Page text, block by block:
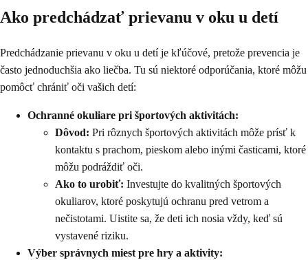
Ako predchádzať prievanu v oku u detí
Predchádzanie prievanu v oku u detí je kľúčové, pretože prevencia je
často jednoduchšia ako liečba. Tu sú niektoré odporúčania, ktoré môžu
pomôcť chrániť oči vašich detí:
Ochranné okuliare pri športových aktivitách:
Dôvod: Pri rôznych športových aktivitách môže prísť k
kontaktu s prachom, pieskom alebo inými časticami, ktoré
môžu podráždiť oči.
Ako to urobiť: Investujte do kvalitných športových
okuliarov, ktoré poskytujú ochranu pred vetrom a
nečistotami. Uistite sa, že deti ich nosia vždy, keď sú
vystavené riziku.
Výber správnych miest pre hry a aktivity: